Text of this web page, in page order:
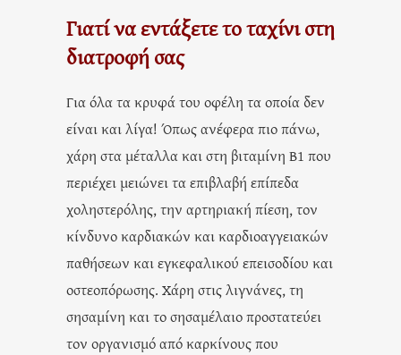
Γιατί να εντάξετε το ταχίνι στη
διατροφή σας
Για όλα τα κρυφά του οφέλη τα οποία δεν
είναι και λίγα! Όπως ανέφερα πιο πάνω,
χάρη στα μέταλλα και στη βιταμίνη Β1 που
περιέχει μειώνει τα επιβλαβή επίπεδα
χοληστερόλης, την αρτηριακή πίεση, τον
κίνδυνο καρδιακών και καρδιοαγγειακών
παθήσεων και εγκεφαλικού επεισοδίου και
οστεοπόρωσης. Χάρη στις λιγνάνες, τη
σησαμίνη και το σησαμέλαιο προστατεύει
τον οργανισμό από καρκίνους που